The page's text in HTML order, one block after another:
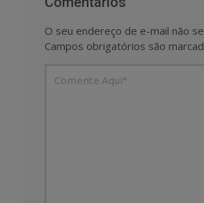
O seu endereço de e-mail não
Campos obrigatórios são